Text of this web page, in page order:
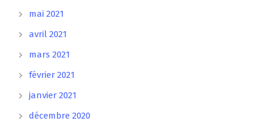
mai 2021
avril 2021
mars 2021
février 2021
janvier 2021
décembre 2020